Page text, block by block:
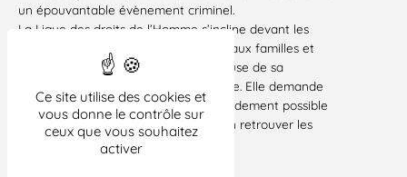
Ce site utilise des cookies et
vous donne le contrôle sur
ceux que vous souhaitez
activer
un épouvantable évènement criminel.
La Ligue des droits de l’Homme s’incline devant les
victimes, transmet ses condoléances aux familles et
assure leurs proches, la ville de Toulouse de sa
solidarité devant le deuil qui les frappe. Elle demande
au gouvernement de faire le plus rapidement possible
la lumière sur ces évènements et d’en retrouver les